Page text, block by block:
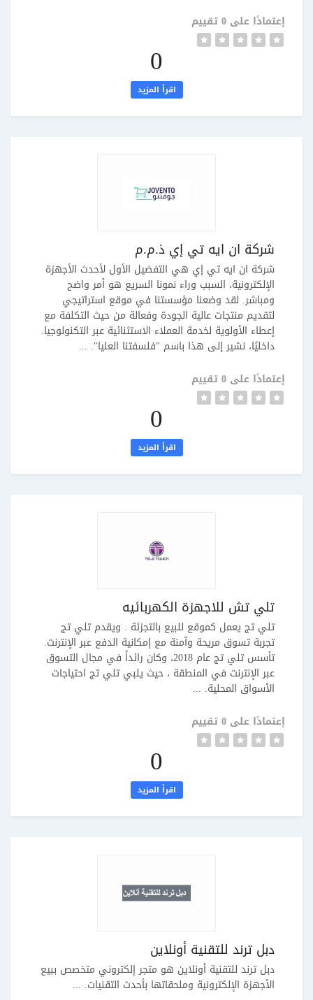
إعتمادًا على 0 تقييم
0
اقرأ المزيد
شركة ان ايه تي إي ذ.م.م
شركة ان ايه تي إي هي التفضيل الأول لأحدث الأجهزة
الإلكترونية، السبب وراء نمونا السريع هو أمر واضح
ومباشر. لقد وضعنا مؤسستنا في موقع استراتيجي
لتقديم منتجات عالية الجودة وفعالة من حيث التكلفة مع
إعطاء الأولوية لخدمة العملاء الاستثنائية عبر التكنولوجيا.
داخليًا، نشير إلى هذا باسم "فلسفتنا العليا". ...
إعتمادًا على 0 تقييم
0
اقرأ المزيد
تلي تش للاجهزة الكهربائيه
تلي تج يعمل كموقع للبيع بالتجزئة . ويقدم تلي تج
تجربة تسوق مريحة وآمنة مع إمكانية الدفع عبر الإنترنت.
تأسس تلي تج عام 2018، وكان رائداً في مجال التسوق
عبر الإنترنت في المنطقة ، حيث يلبي تلي تج احتياجات
الأسواق المحلية. ...
إعتمادًا على 0 تقييم
0
اقرأ المزيد
دبل ترند للتقنية أونلاين
دبل ترند للتقنية أونلاين هو متجر إلكتروني متخصص ببيع
الأجهزة الإلكترونية وملحقاتها بأحدث التقنيات. ...